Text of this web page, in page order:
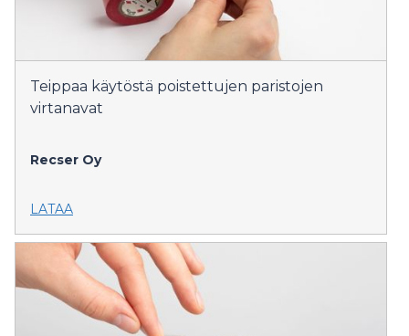
Teippaa käytöstä poistettujen paristojen
virtanavat
Recser Oy
LATAA